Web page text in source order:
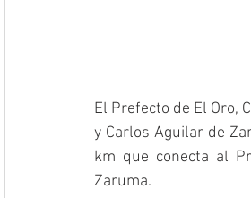
El Prefecto de El Oro,
y Carlos Aguilar de
km que conecta al
Zaruma.